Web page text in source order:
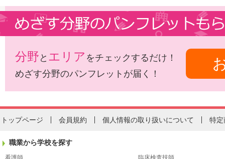
分野 と エリア をチェックするだけ！
めざす分野のパンフレットが届く！
トップページ 会員規約 個人情報の取り扱いについて 特定
職業から学校を探す
看護師
臨床検査技師